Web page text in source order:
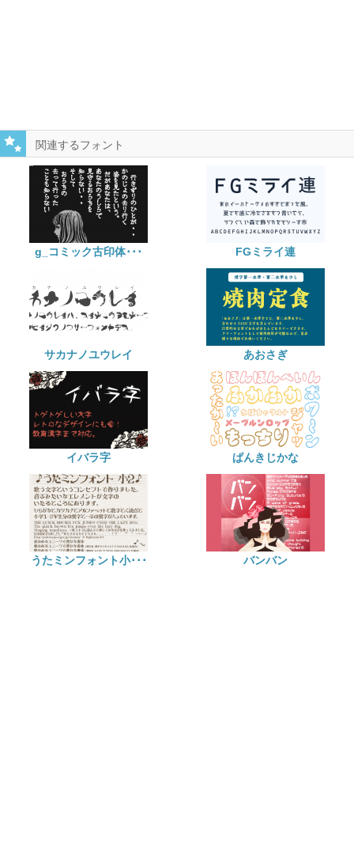
関連するフォント
g_コミック古印体･･･ FGミライ連
サカナノユウレイ あおさぎ
イバラ字 ぱんきじかな
うたミンフォント小･･･ バンバン